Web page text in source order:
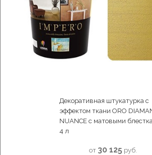
Декоративная штукатурка с
эффектом ткани ORO
NUANCE с матовыми
4 л
от 30 125 руб.